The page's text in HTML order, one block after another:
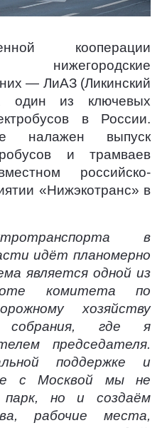
кооперации
нижегородские
— ЛиАЗ (Ликинский
один из ключевых
в России.
налажен выпуск
и трамваев
российско-
«Нижэкотранс» в
в
идёт планомерно
является одной из
комитета по
хозяйству
собрания, где я
председателя.
поддержке и
с Москвой мы не
парк, но и создаём
рабочие места,